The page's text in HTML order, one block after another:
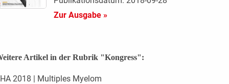
Zur Ausgabe »
Artikel in der Rubrik "Kongress":
2018 | Multiples Myelom